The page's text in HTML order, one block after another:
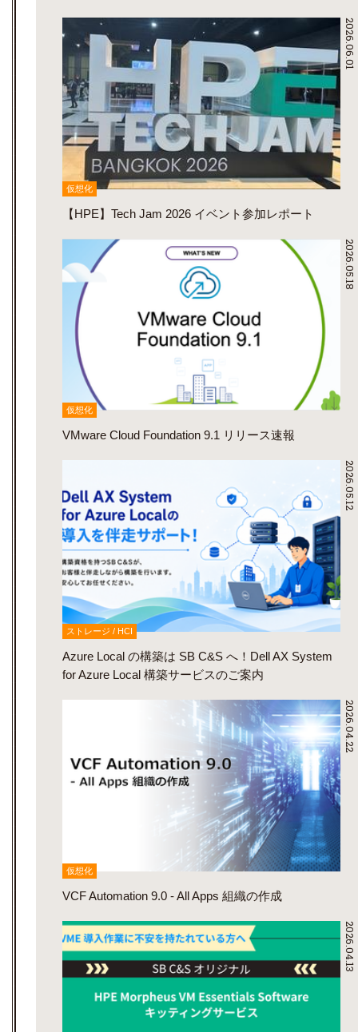
2026.06.01
仮想化
【HPE】Tech Jam 2026 イベント参加レポート
2026.05.18
仮想化
VMware Cloud Foundation 9.1 リリース速報
2026.05.12
ストレージ / HCI
Azure Local の構築は SB C&S へ！Dell AX System
for Azure Local 構築サービスのご案内
2026.04.22
仮想化
VCF Automation 9.0 - All Apps 組織の作成
2026.04.13